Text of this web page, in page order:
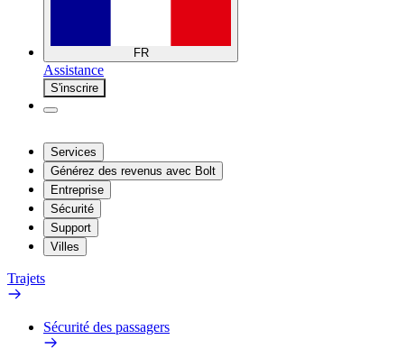
FR
Assistance
S'inscrire
Services
Générez des revenus avec Bolt
Entreprise
Sécurité
Support
Villes
Trajets
Sécurité des passagers